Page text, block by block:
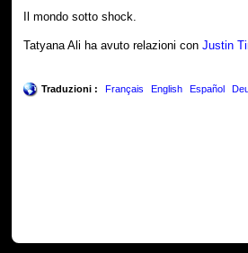
Il mondo sotto shock.
Tatyana Ali ha avuto relazioni conJustin
Traduzioni : Français English Español